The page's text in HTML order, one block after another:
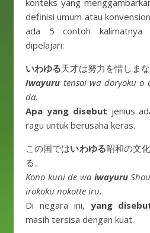
konteks yang
definisi umum atau
ada 5 contoh kalimatnya
dipelajari:
いわゆる天才は努力を惜しま
Iwayuru tensai wa doryoku o
da.
Apa yang disebut jenius
ragu untuk berusaha keras.
この国ではいわゆる昭和の文
る。
Kono kuni de wa iwayuru
irokoku nokotte iru.
Di negara ini, yang
masih tersisa dengan kuat.